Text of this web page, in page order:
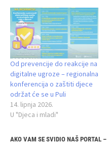
Od prevencije do reakcije na
digitalne ugroze – regionalna
konferencija o zaštiti djece
održat će se u Puli
14. lipnja 2026.
U "Djeca i mladi"
AKO VAM SE SVIDIO NAŠ PORTAL –